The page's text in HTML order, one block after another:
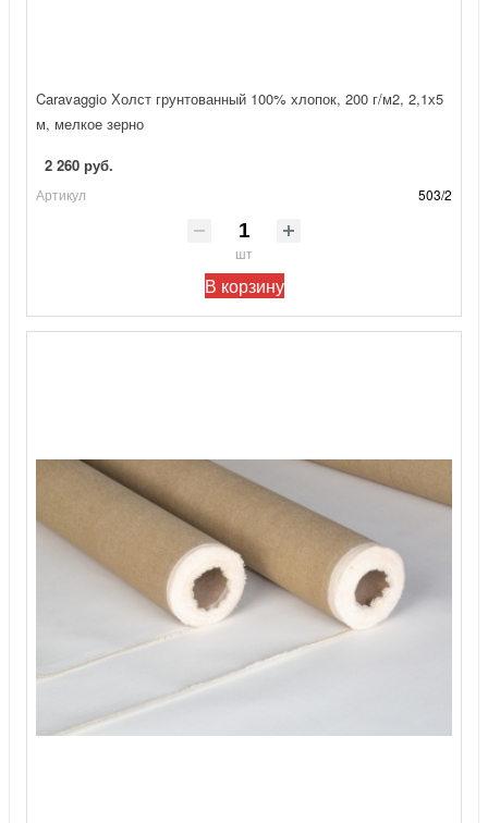
Caravaggio Холст грунтованный 100% хлопок, 200 г/м2, 2,1х5
м, мелкое зерно
2 260 руб.
Артикул 503/2
шт
В корзину